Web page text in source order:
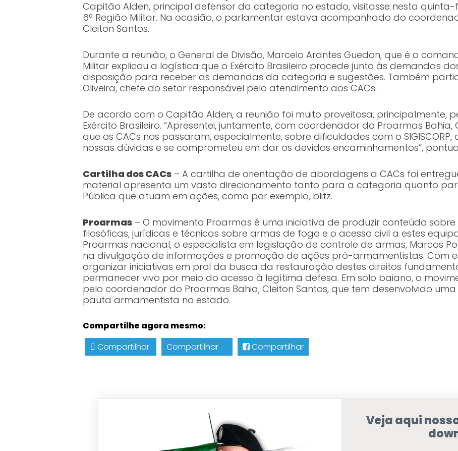
Capitão Alden, principal defensor da categoria no estado, visitasse nesta
6ª Região Militar. Na ocasião, o parlamentar estava acompanhado do
Cleiton Santos.
Durante a reunião, o General de Divisão, Marcelo Arantes Guedon, que é o
Militar explicou a logística que o Exército Brasileiro procede junto às demandas
disposição para receber as demandas da categoria e sugestões. Também
Oliveira, chefe do setor responsável pelo atendimento aos CACs.
De acordo com o Capitão Alden, a reunião foi muito proveitosa, principalmente,
Exército Brasileiro. “Apresentei, juntamente, com coordenador do Proarmas
que os CACs nos passaram, especialmente, sobre dificuldades com o SIGISCORP,
nossas dúvidas e se comprometeu em dar os devidos encaminhamentos”,
Cartilha dos CACs– A cartilha de orientação de abordagens a CACs foi
material apresenta um vasto direcionamento tanto para a categoria quanto
Pública que atuam em ações, como por exemplo, blitz.
Proarmas– O movimento Proarmas é uma iniciativa de produzir conteúdo
filosóficas, jurídicas e técnicas sobre armas de fogo e o acesso civil a estes
Proarmas nacional, o especialista em legislação de controle de armas, Marcos
na divulgação de informações e promoção de ações pró-armamentistas. Com
organizar iniciativas em prol da busca da restauração destes direitos
permanecer vivo por meio do acesso à legítima defesa. Em solo baiano, o
pelo coordenador do Proarmas Bahia, Cleiton Santos, que tem desenvolvido
pauta armamentista no estado.
Compartilhe agora mesmo:
Compartilhar
Compartilhar Compartilhar
Veja aqui